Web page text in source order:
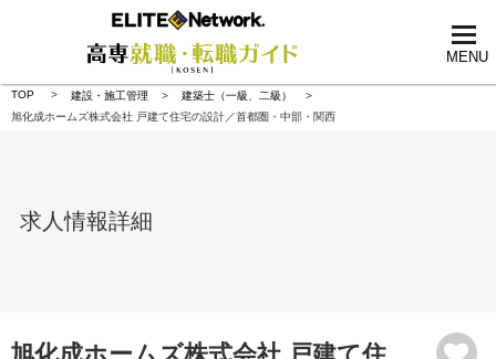
MENU
TOP 建設・施工管理
建築士（一級、二級）
旭化成ホームズ株式会社 戸建て住宅の設計／首都圏・中部・関西
求人情報詳細